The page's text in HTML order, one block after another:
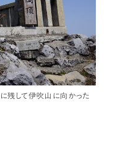
残して伊吹山に向かった